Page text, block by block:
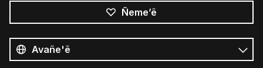
Ñeme’ẽ
ñe’ẽ
Ñe’ẽ